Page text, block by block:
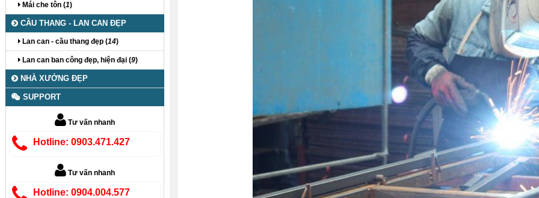
Mái che tôn (1)
CẦU THANG - LAN CAN ĐẸP
Lan can - cầu thang đẹp (14)
Lan can ban công đẹp, hiện đại (9)
NHÀ XƯỞNG ĐẸP
SUPPORT
Tư vấn nhanh
Hotline: 0903.471.427
Tư vấn nhanh
Hotline: 0904.004.577